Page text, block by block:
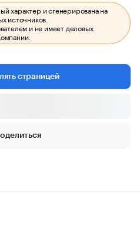
характер и сгенерирована на
источников.
и не имеет деловых
страницей